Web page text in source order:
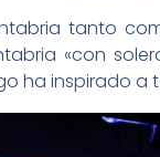
tanto
«con
ha inspirado a